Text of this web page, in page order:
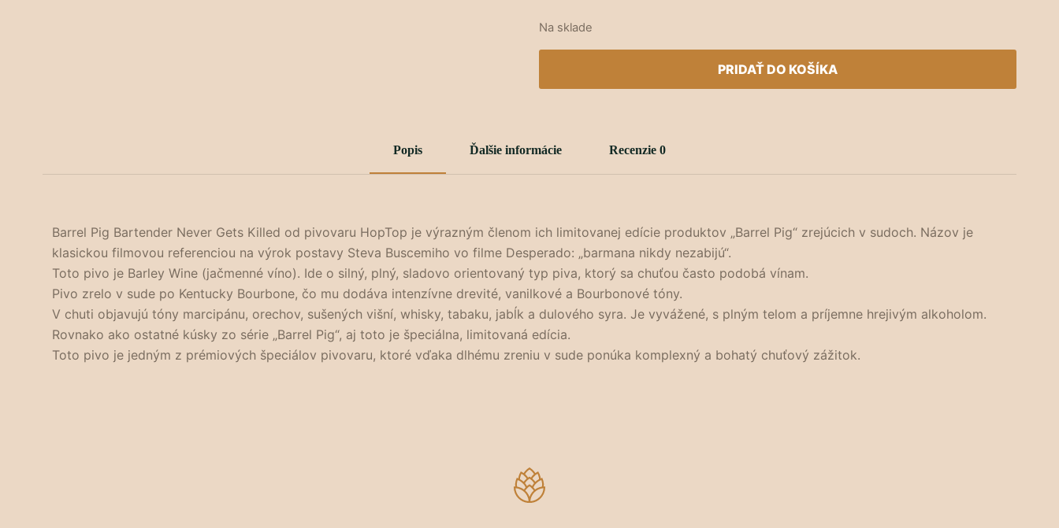
Na sklade
PRIDAŤ DO KOŠÍKA
Popis Ďalšie informácie Recenzie 0
Barrel Pig Bartender Never Gets Killed od pivovaru HopTop je výrazným členom ich limitovanej edície produktov „Barrel Pig“ zrejúcich v sudoch. Názov je
klasickou filmovou referenciou na výrok postavy Steva Buscemiho vo filme Desperado: „barmana nikdy nezabijú“.
Toto pivo je Barley Wine (jačmenné víno). Ide o silný, plný, sladovo orientovaný typ piva, ktorý sa chuťou často podobá vínam.
Pivo zrelo v sude po Kentucky Bourbone, čo mu dodáva intenzívne drevité, vanilkové a Bourbonové tóny.
V chuti objavujú tóny marcipánu, orechov, sušených višní, whisky, tabaku, jabĺk a dulového syra. Je vyvážené, s plným telom a príjemne hrejivým alkoholom.
Rovnako ako ostatné kúsky zo série „Barrel Pig“, aj toto je špeciálna, limitovaná edícia.
Toto pivo je jedným z prémiových špeciálov pivovaru, ktoré vďaka dlhému zreniu v sude ponúka komplexný a bohatý chuťový zážitok.